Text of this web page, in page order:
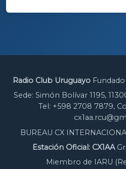
Radio Club UruguayoFundado
Sede: Simón Bolívar 1195,
Tel: +598 2708 7879,
BUREAU CX
Estación Oficial: CX1AA
Miembro de IARU